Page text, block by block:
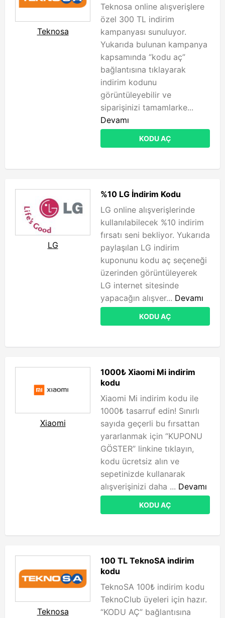
Teknosa
Teknosa online alışverişlere
özel 300 TL indirim
kampanyası sunuluyor.
Yukarıda bulunan kampanya
kapsamında “kodu aç”
bağlantısına tıklayarak
indirim kodunu
görüntüleyebilir ve
siparişinizi tamamlarke...
Devamı
KODU AÇ
LG
%10 LG İndirim Kodu
LG online alışverişlerinde
kullanılabilecek %10 indirim
fırsatı seni bekliyor. Yukarıda
paylaşılan LG indirim
kuponunu kodu aç seçeneği
üzerinden görüntüleyerek
LG internet sitesinde
yapacağın alışver... Devamı
KODU AÇ
Xiaomi
1000₺ Xiaomi Mi indirim
kodu
Xiaomi Mi indirim kodu ile
1000₺ tasarruf edin! Sınırlı
sayıda geçerli bu fırsattan
yararlanmak için “KUPONU
GÖSTER” linkine tıklayın,
kodu ücretsiz alın ve
sepetinizde kullanarak
alışverişinizi daha ... Devamı
KODU AÇ
Teknosa
100 TL TeknoSA indirim
kodu
TeknoSA 100₺ indirim kodu
TeknoClub üyeleri için hazır.
“KODU AÇ” bağlantısına